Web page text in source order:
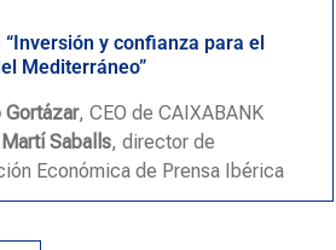
“Inversión y confianza para el
Mediterráneo”
Gortázar, CEO de CAIXABANK
Martí Saballs, director de
Económica de Prensa Ibérica